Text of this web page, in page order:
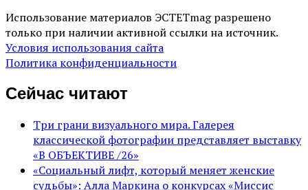
Использование материалов ЭСТЕТmag разрешено
только при наличии активной ссылки на источник.
Условия использования сайта
Политика конфиденциальности
Сейчас читают
Три грани визуального мира. Галерея
классической фотографии представляет выставку
«В ОБЪЕКТИВЕ /26»
«Социальный лифт, который меняет женские
судьбы»: Алла Маркина о конкурсах «Миссис